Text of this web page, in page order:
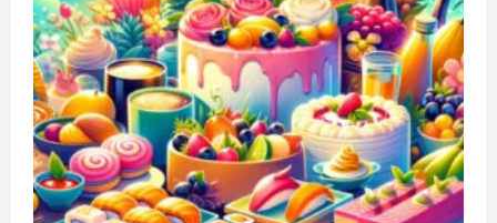
華
で
特
別
な
メ
ニ
ュ
ー」
—
特
別
な
瞬